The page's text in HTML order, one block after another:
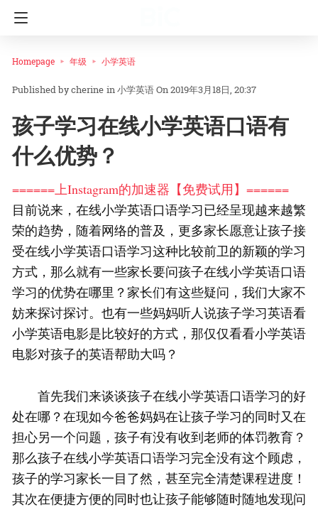
Homepage 年级 小学英语
cherine in小学英语On 2019年3月18日, 20:37
孩子学习在线小学英语口语有
什么优势？
======上Instagram的加速器【免费试用】======
目前说来，在线小学英语口语学习已经呈现越来越繁
荣的趋势，随着网络的普及，更多家长愿意让孩子接
受在线小学英语口语学习这种比较前卫的新颖的学习
方式，那么就有一些家长要问孩子在线小学英语口语
学习的优势在哪里？家长们有这些疑问，我们大家不
妨来探讨探讨。也有一些妈妈听人说孩子学习英语看
小学英语电影是比较好的方式，那仅仅看看小学英语
电影对孩子的英语帮助大吗？
首先我们来谈谈孩子在线小学英语口语学习的好
处在哪？在现如今爸爸妈妈在让孩子学习的同时又在
担心另一个问题，孩子有没有收到老师的体罚教育？
那么孩子在线小学英语口语学习完全没有这个顾虑，
孩子的学习家长一目了然，甚至完全清楚课程进度！
其次在便捷方便的同时也让孩子能够随时随地发现问